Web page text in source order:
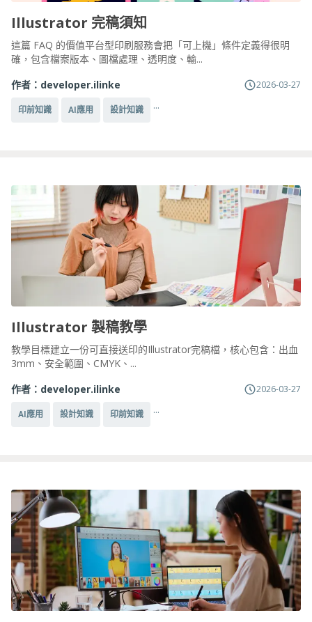
Illustrator 完稿須知
這篇 FAQ 的價值平台型印刷服務會把「可上機」條件定義得很明
確，包含檔案版本、圖檔處理、透明度、輸...
作者： developer.ilinke 2026-03-27
印前知識 AI應用 設計知識 ...
Illustrator 製稿教學
教學目標建立一份可直接送印的Illustrator完稿檔，核心包含：出血
3mm、安全範圍、CMYK、...
作者： developer.ilinke 2026-03-27
AI應用 設計知識 印前知識 ...